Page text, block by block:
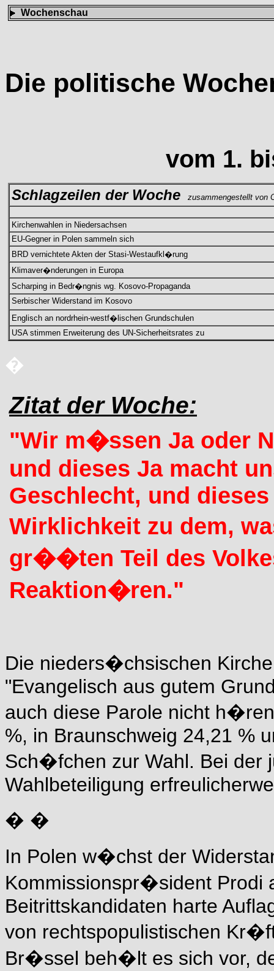
Wochenschau
Die politische
vom 1.
Schlagzeilen der Woche zusammengestellt von
Kirchenwahlen in Niedersachsen
EU-Gegner in Polen sammeln sich
BRD vernichtete Akten der Stasi-Westaufkl�rung
Klimaver�nderungen in Europa
Scharping in Bedr�ngnis wg. Kosovo-Propaganda
Serbischer Widerstand im Kosovo
Englisch an nordrhein-westf�lischen Grundschulen
USA stimmen Erweiterung des UN-Sicherheitsrates zu
�
Zitat der Woche:
"Wir m�ssen Ja oder
und dieses Ja macht
Geschlecht, und
Wirklichkeit zu dem,
gr��ten Teil des
Reaktion�ren."
Die nieders�chsischen
"Evangelisch aus gutem
auch diese Parole nicht
%, in Braunschweig 24,21 %
Sch�fchen zur Wahl. Bei der
Wahlbeteiligung
� �
In Polen w�chst der
Kommissionspr�sident
Beitrittskandidaten harte
von rechtspopulistischen
Br�ssel beh�lt es sich vor,